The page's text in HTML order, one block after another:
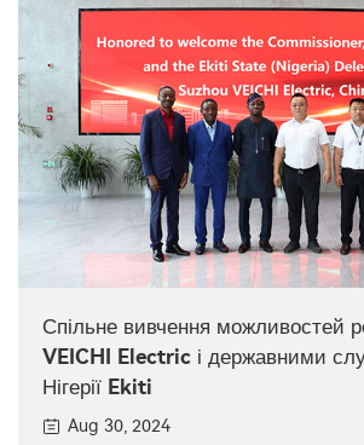
Спільне вивчення можливостей
VEICHI Electric і державними
Нігерії Ekiti
Aug 30, 2024